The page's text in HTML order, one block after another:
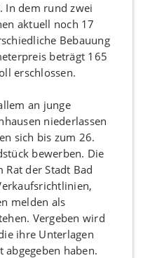
In dem rund zwei
aktuell noch 17
Bebauung
beträgt 165
erschlossen.
an junge
niederlassen
sich bis zum 26.
bewerben. Die
der Stadt Bad
melden als
Vergeben wird
ihre Unterlagen
haben.